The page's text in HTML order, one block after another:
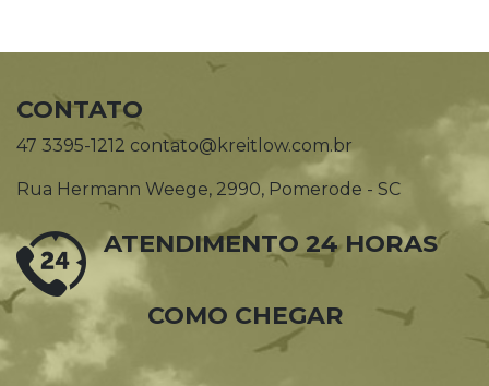
CONTATO
47 3395-1212 contato@kreitlow.com.br
Rua Hermann Weege, 2990, Pomerode - SC
ATENDIMENTO 24 HORAS
COMO CHEGAR